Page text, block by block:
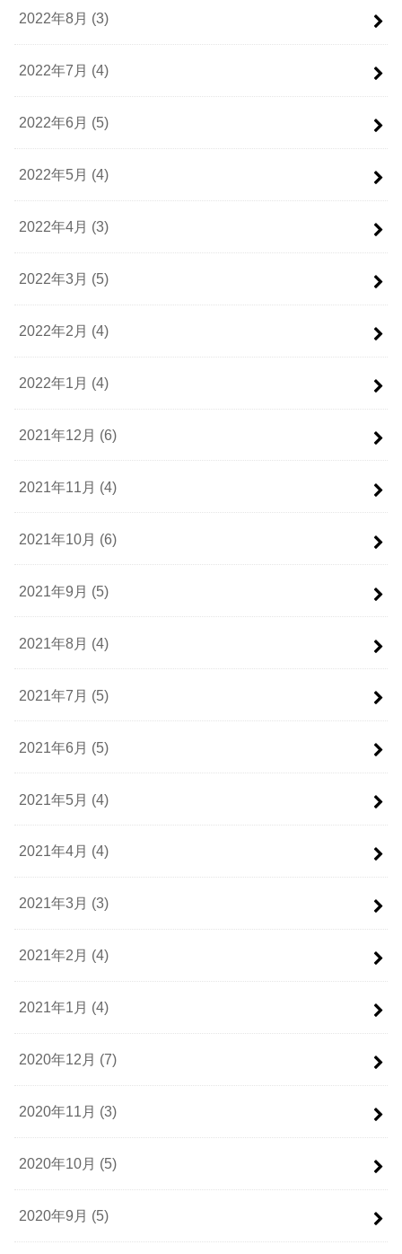
2022年8月 (3)
2022年7月 (4)
2022年6月 (5)
2022年5月 (4)
2022年4月 (3)
2022年3月 (5)
2022年2月 (4)
2022年1月 (4)
2021年12月 (6)
2021年11月 (4)
2021年10月 (6)
2021年9月 (5)
2021年8月 (4)
2021年7月 (5)
2021年6月 (5)
2021年5月 (4)
2021年4月 (4)
2021年3月 (3)
2021年2月 (4)
2021年1月 (4)
2020年12月 (7)
2020年11月 (3)
2020年10月 (5)
2020年9月 (5)